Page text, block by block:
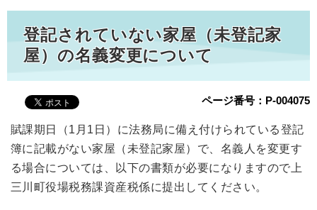
登記されていない家屋（未登記家
屋）の名義変更について
ページ番号：P-004075
賦課期日（1月1日）に法務局に備え付けられている登記
簿に記載がない家屋（未登記家屋）で、名義人を変更す
る場合については、以下の書類が必要になりますので上
三川町役場税務課資産税係に提出してください。